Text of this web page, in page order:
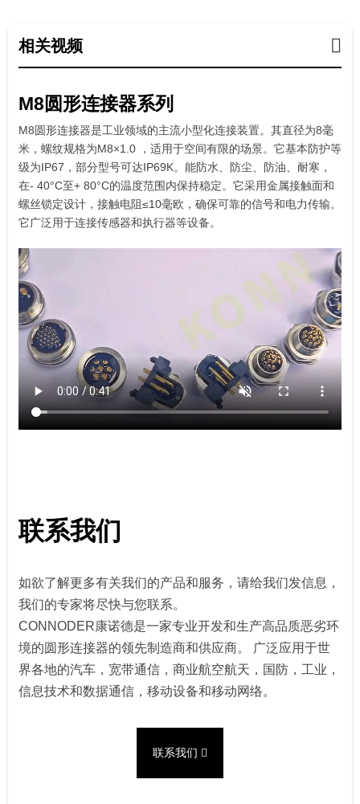
相关视频
M8圆形连接器系列
M8圆形连接器是工业领域的主流小型化连接装置。其直径为8毫
米，螺纹规格为M8×1.0 ，适用于空间有限的场景。它基本防护等
级为IP67，部分型号可达IP69K。能防水、防尘、防油、耐寒，
在- 40°C至+ 80°C的温度范围内保持稳定。它采用金属接触面和
螺丝锁定设计，接触电阻≤10毫欧，确保可靠的信号和电力传输。
它广泛用于连接传感器和执行器等设备。
联系我们
如欲了解更多有关我们的产品和服务，请给我们发信息，
我们的专家将尽快与您联系。
CONNODER康诺德是一家专业开发和生产高品质恶劣环
境的圆形连接器的领先制造商和供应商。 广泛应用于世
界各地的汽车，宽带通信，商业航空航天，国防，工业，
信息技术和数据通信，移动设备和移动网络。
联系我们